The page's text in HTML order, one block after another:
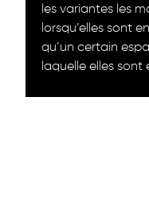
les variantes les
lorsqu’elles sont
qu’un certain
laquelle elles sont